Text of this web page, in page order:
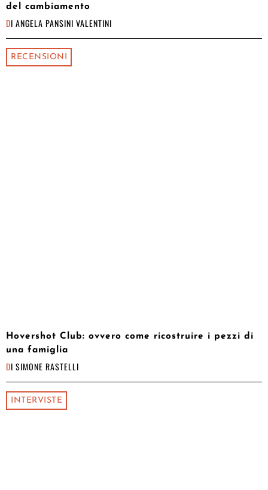
del cambiamento
DI ANGELA PANSINI VALENTINI
RECENSIONI
Hovershot Club: ovvero come ricostruire i pezzi di
una famiglia
DI SIMONE RASTELLI
INTERVISTE